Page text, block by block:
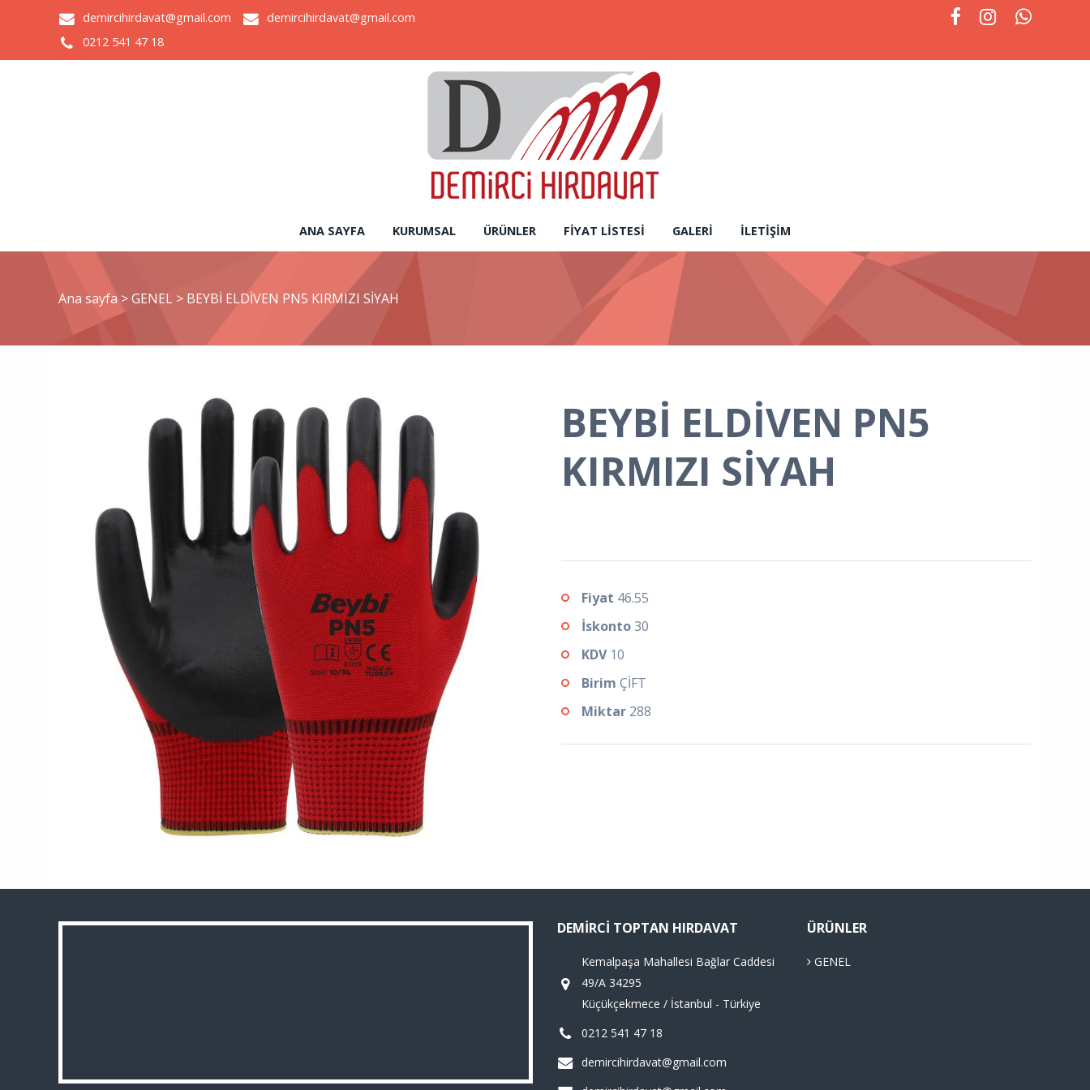
demircihirdavat@gmail.com
demircihirdavat@gmail.com
0212 541 47 18
ANA SAYFA KURUMSAL ÜRÜNLER FIYAT LISTESI GALERI İLETIŞIM
Ana sayfa >GENEL > BEYBİ ELDİVEN PN5 KIRMIZI SİYAH
BEYBİ ELDİVEN PN5
KIRMIZI SİYAH
Fiyat 46.55
İskonto30
KDV10
Birim ÇİFT
Miktar 288
DEMIRCI TOPTAN HIRDAVAT
Kemalpaşa Mahallesi Bağlar Caddesi
49/A 34295
Küçükçekmece / İstanbul - Türkiye
0212 541 47 18
demircihirdavat@gmail.com
ÜRÜNLER
GENEL